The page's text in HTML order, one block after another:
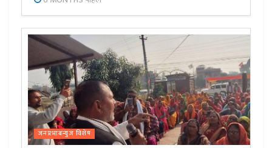
जनप्रभाबन्युज विशेष